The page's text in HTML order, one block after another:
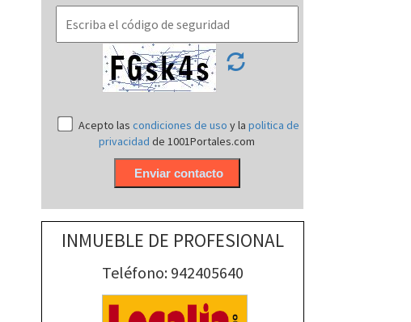
Acepto lascondiciones de usoy lapolitica de
privacidadde 1001Portales.com
INMUEBLE DE PROFESIONAL
Teléfono: 942405640